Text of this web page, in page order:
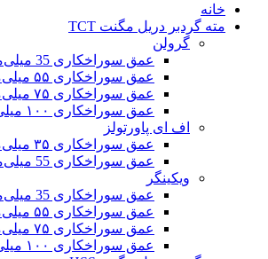
خانه
مته گردبر دریل مگنت TCT
گرولن
عمق سوراخکاری 35 میلی‌متر
عمق سوراخکاری ۵۵ میلی‌متر
عمق سوراخکاری ۷۵ میلی‌متر
عمق سوراخکاری ۱۰۰ میلی‌متر
اف ای پاورتولز
عمق سوراخکاری ۳۵ میلی‌متر
عمق سوراخکاری 55 میلی‌متر
ویکینگر
عمق سوراخکاری 35 میلی‌متر
عمق سوراخکاری ۵۵ میلی‌متر
عمق سوراخکاری ۷۵ میلی‌متر
عمق سوراخکاری ۱۰۰ میلی‌متر